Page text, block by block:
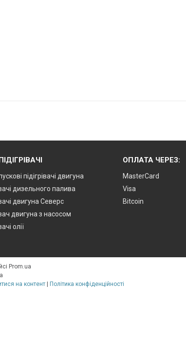
підігрівачі двигуна
дизельного палива
двигуна Северс
двигуна з насосом
олії
ОПЛАТА ЧЕРЕЗ:
MasterCard
Visa
Bitcoin
Prom.ua
на контент
Політика конфіденційності